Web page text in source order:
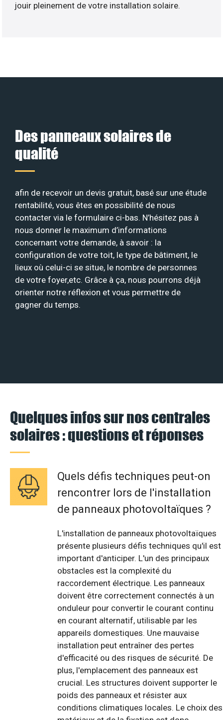
jouir pleinement de votre installation solaire.
Des panneaux solaires de
qualité
afin de recevoir un devis gratuit, basé sur une étude
rentabilité, vous êtes en possibilité de nous
contacter via le formulaire ci-bas. N’hésitez pas à
nous donner le maximum d’informations
concernant votre demande, à savoir : la
configuration de votre toit, le type de bâtiment, le
lieux où celui-ci se situe, le nombre de personnes
de votre foyer,etc. Grâce à ça, nous pourrons déjà
orienter notre réflexion et vous permettre de
gagner du temps.
Quelques infos sur nos centrales
solaires : questions et réponses
Quels défis techniques peut-on
rencontrer lors de l'installation
de panneaux photovoltaïques ?
L'installation de panneaux photovoltaïques
présente plusieurs défis techniques qu'il est
important d'anticiper. L'un des principaux
obstacles est la complexité du
raccordement électrique. Les panneaux
doivent être correctement connectés à un
onduleur pour convertir le courant continu
en courant alternatif, utilisable par les
appareils domestiques. Une mauvaise
installation peut entraîner des pertes
d'efficacité ou des risques de sécurité. De
plus, l'emplacement des panneaux est
crucial. Les structures doivent supporter le
poids des panneaux et résister aux
conditions climatiques locales. Le choix des